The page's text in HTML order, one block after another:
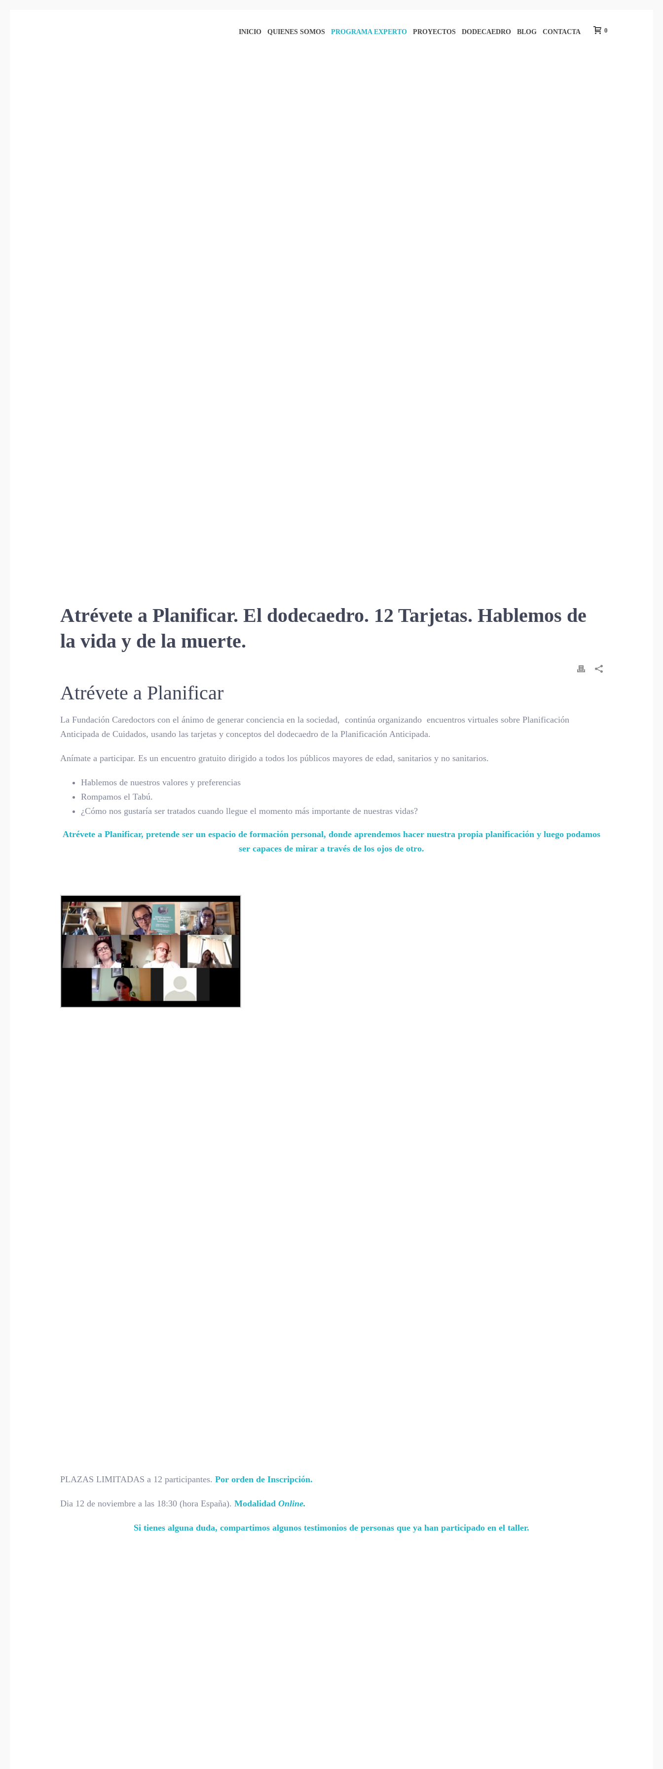
INICIO QUIENES SOMOS PROGRAMA EXPERTO PROYECTOS DODECAEDRO BLOG CONTACTA 0
Atrévete a Planificar. El dodecaedro. 12 Tarjetas. Hablemos de
la vida y de la muerte.
Atrévete a Planificar
La Fundación Caredoctors con el ánimo de generar conciencia en la sociedad, continúa organizando encuentros virtuales sobre Planificación
Anticipada de Cuidados, usando las tarjetas y conceptos del dodecaedro de la Planificación Anticipada.
Anímate a participar. Es un encuentro gratuito dirigido a todos los públicos mayores de edad, sanitarios y no sanitarios.
Hablemos de nuestros valores y preferencias
Rompamos el Tabú.
¿Cómo nos gustaría ser tratados cuando llegue el momento más importante de nuestras vidas?
Atrévete a Planificar, pretende ser un espacio de formación personal, donde aprendemos hacer nuestra propia planificación y luego podamos
ser capaces de mirar a través de los ojos de otro.
PLAZAS LIMITADAS a 12 participantes. Por orden de Inscripción.
Dia 12 de noviembre a las 18:30 (hora España). Modalidad Online.
Si tienes alguna duda, compartimos algunos testimonios de personas que ya han participado en el taller.